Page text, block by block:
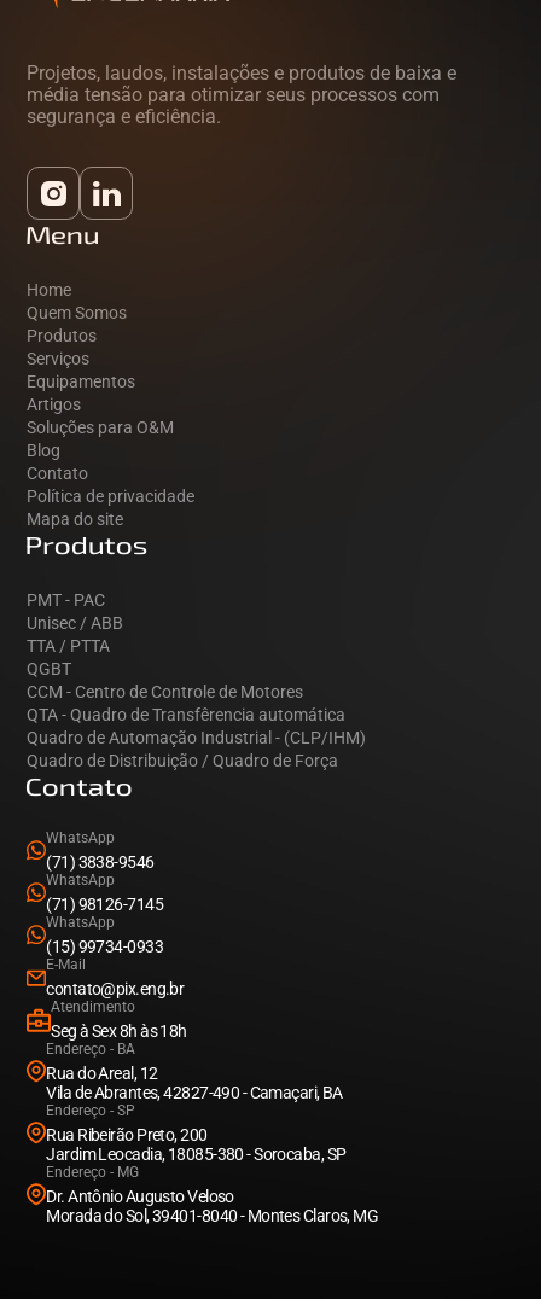
Projetos, laudos, instalações e produtos de baixa e
média tensão para otimizar seus processos com
segurança e eficiência.
Menu
Home
Quem Somos
Produtos
Serviços
Equipamentos
Artigos
Soluções para O&M
Blog
Contato
Política de privacidade
Mapa do site
Produtos
PMT - PAC
Unisec / ABB
TTA / PTTA
QGBT
CCM - Centro de Controle de Motores
QTA - Quadro de Transfêrencia automática
Quadro de Automação Industrial - (CLP/IHM)
Quadro de Distribuição / Quadro de Força
Contato
WhatsApp
(71) 3838-9546
WhatsApp
(71) 98126-7145
WhatsApp
(15) 99734-0933
E-Mail
contato@pix.eng.br
Atendimento
Seg à Sex 8h às 18h
Endereço - BA
Rua do Areal, 12
Vila de Abrantes, 42827-490 - Camaçari, BA
Endereço - SP
Rua Ribeirão Preto, 200
Jardim Leocadia, 18085-380 - Sorocaba, SP
Endereço - MG
Dr. Antônio Augusto Veloso
Morada do Sol, 39401-8040 - Montes Claros, MG